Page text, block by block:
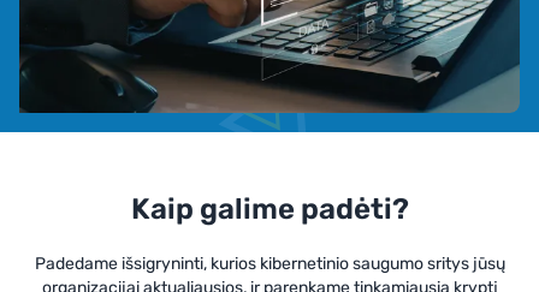
Kaip galime padėti?
Padedame išsigryninti, kurios kibernetinio saugumo sritys jūsų
organizacijai aktualiausios, ir parenkame tinkamiausią kryptį